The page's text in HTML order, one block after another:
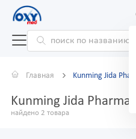
Главная Kunming Jida
Kunming Jida
найдено 2 товара